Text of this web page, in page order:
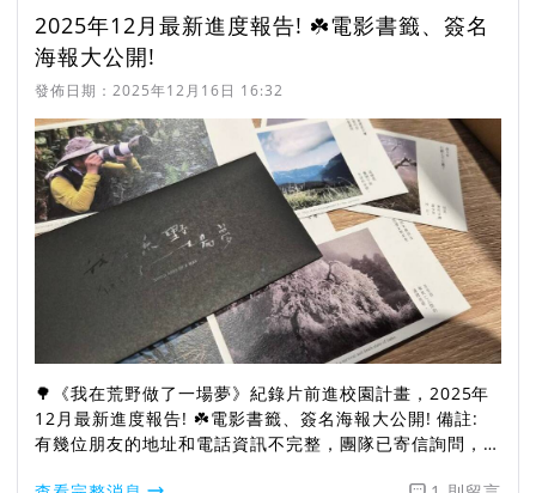
2025年12月最新進度報告! ☘️電影書籤、簽名
海報大公開!
發佈日期： 2025年12月16日 16:32
🌳《我在荒野做了一場夢》紀錄片前進校園計畫，2025年
12月最新進度報告! ☘️電影書籤、簽名海報大公開! 備註:
有幾位朋友的地址和電話資訊不完整，團隊已寄信詢問，若